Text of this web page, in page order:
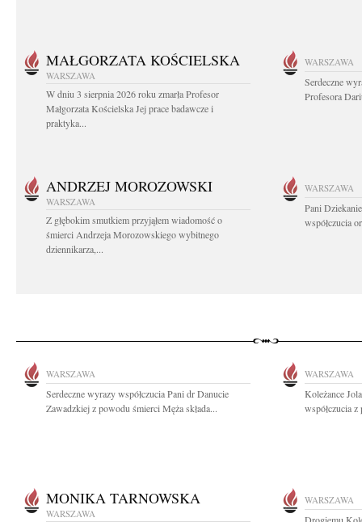
MAŁGORZATA KOŚCIELSKA
WARSZAWA
W dniu 3 sierpnia 2026 roku zmarła Profesor
Małgorzata Kościelska Jej prace badawcze i
praktyka...
WARSZAWA
Serdeczne
Profesora
ANDRZEJ MOROZOWSKI
WARSZAWA
Z głębokim smutkiem przyjąłem wiadomość o
śmierci Andrzeja Morozowskiego wybitnego
dziennikarza,...
WARSZAWA
Pani
współczucia
WARSZAWA
Serdeczne wyrazy współczucia Pani dr Danucie
Zawadzkiej z powodu śmierci Męża składa...
WARSZAWA
Koleżance
współczucia
MONIKA TARNOWSKA
WARSZAWA
WARSZAWA